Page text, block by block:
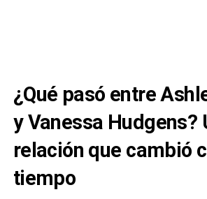
¿Qué pasó entre
y Vanessa Hudgens?
relación que cambió
tiempo